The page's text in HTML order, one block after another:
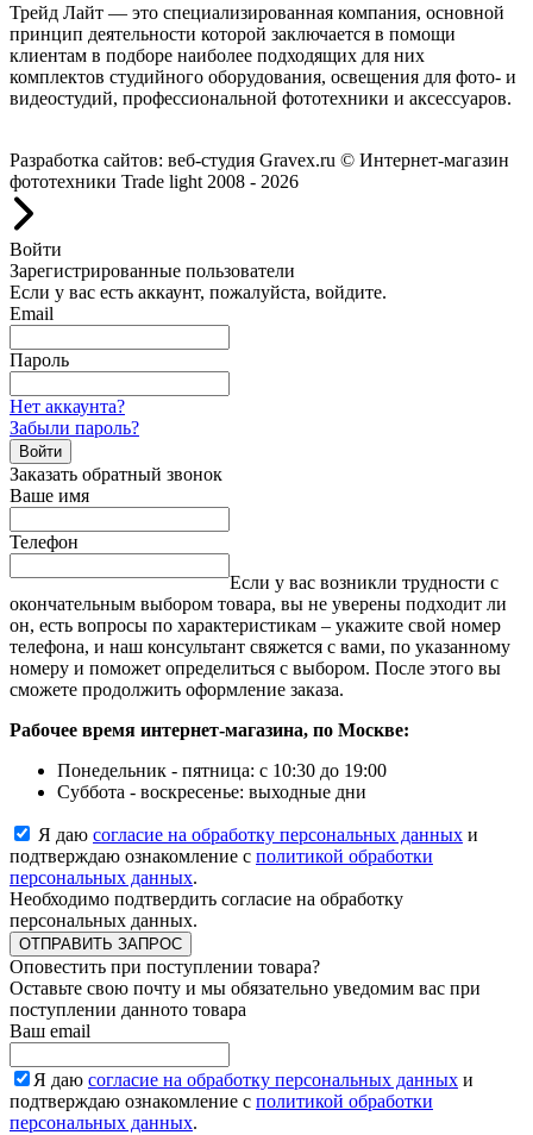
Трейд Лайт — это специализированная компания, основной
принцип деятельности которой заключается в помощи
клиентам в подборе наиболее подходящих для них
комплектов студийного оборудования, освещения для фото- и
видеостудий, профессиональной фототехники и аксессуаров.
Разработка сайтов: веб-студия Gravex.ru © Интернет-магазин
фототехники Trade light 2008 - 2026
Войти
Зарегистрированные пользователи
Если у вас есть аккаунт, пожалуйста, войдите.
Email
Пароль
Нет аккаунта?
Забыли пароль?
Войти
Заказать обратный звонок
Ваше имя
Телефон
Если у вас возникли трудности с
окончательным выбором товара, вы не уверены подходит ли
он, есть вопросы по характеристикам – укажите свой номер
телефона, и наш консультант свяжется с вами, по указанному
номеру и поможет определиться с выбором. После этого вы
сможете продолжить оформление заказа.
Рабочее время интернет-магазина, по Москве:
Понедельник - пятница: с 10:30 до 19:00
Суббота - воскресенье: выходные дни
Я даю согласие на обработку персональных данных и
подтверждаю ознакомление с политикой обработки
персональных данных.
Необходимо подтвердить согласие на обработку
персональных данных.
ОТПРАВИТЬ ЗАПРОС
Оповестить при поступлении товара?
Оставьте свою почту и мы обязательно уведомим вас при
поступлении данното товара
Ваш email
Я даю согласие на обработку персональных данных и
подтверждаю ознакомление с политикой обработки
персональных данных.